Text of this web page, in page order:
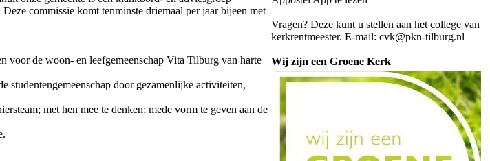
commissie komt tenminste driemaal per jaar bijeen met
voor de woon- en leefgemeenschap Vita Tilburg van harte
studentengemeenschap door gezamenlijke activiteiten,
met hen mee te denken; mede vorm te geven aan de
Vragen? Deze kunt u stellen aan het college van
kerkrentmeester. E-mail: cvk@pkn-tilburg.nl
Wij zijn een Groene Kerk